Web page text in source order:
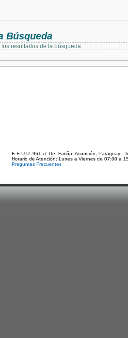
Búsqueda
resultados de la búsqueda
E.E.U.U. 961 c/ Tte. Fariña. Asunción, Paraguay -
Horario de Atención: Lunes a Viernes de 07:00 a
Preguntas Frecuentes